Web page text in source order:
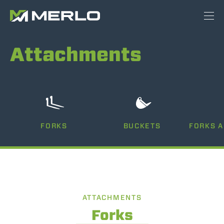
Attachments
FORKS BUCKETS FORKS
ATTACHMENTS
Forks